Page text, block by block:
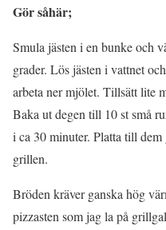
Gör såhär;
Smula jästen i en bunke och
grader. Lös jästen i vattnet
arbeta ner mjölet. Tillsätt lite
Baka ut degen till 10 st små
i ca 30 minuter. Platta till
grillen.
Bröden kräver ganska hög
pizzasten som jag la på